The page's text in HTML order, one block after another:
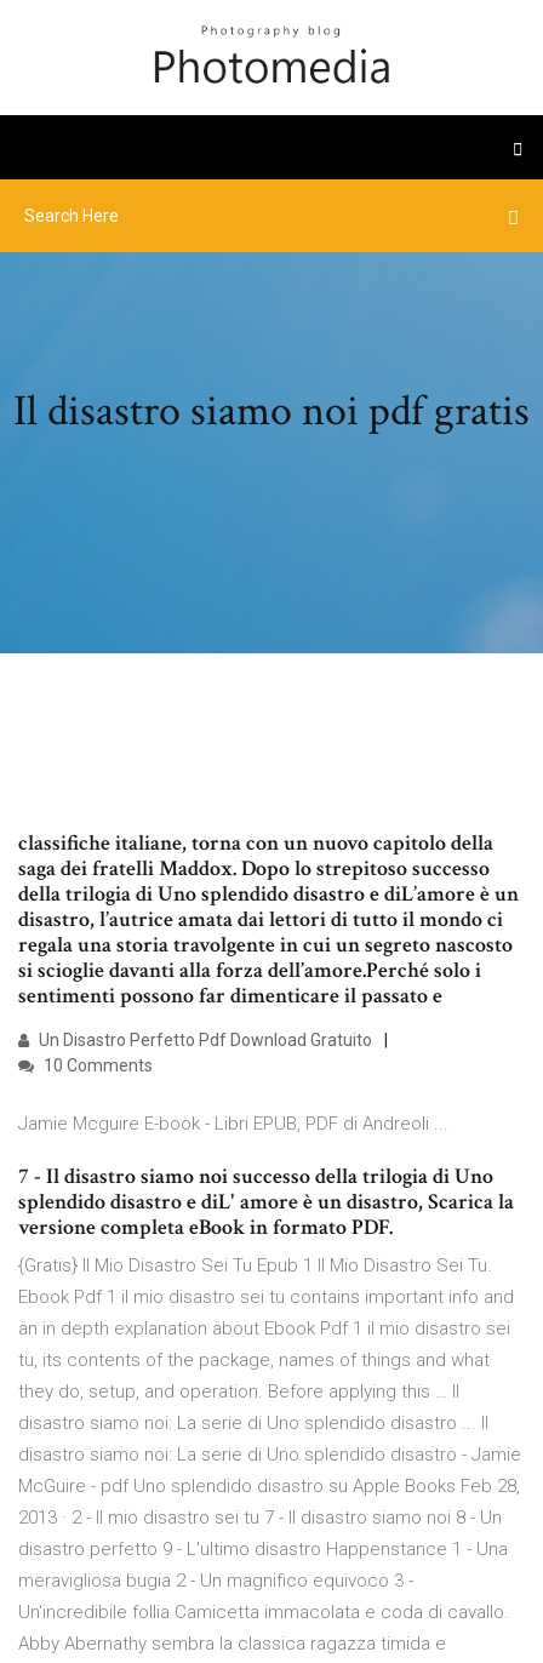
Il disastro siamo noi pdf gratis
classifiche italiane, torna con un nuovo capitolo della
saga dei fratelli Maddox. Dopo lo strepitoso successo
della trilogia di Uno splendido disastro e diL’amore è un
disastro, l’autrice amata dai lettori di tutto il mondo ci
regala una storia travolgente in cui un segreto nascosto
si scioglie davanti alla forza dell’amore.Perché solo i
sentimenti possono far dimenticare il passato e
Un Disastro Perfetto Pdf Download Gratuito
10 Comments
Jamie Mcguire E-book - Libri EPUB, PDF di Andreoli ...
7 - Il disastro siamo noi successo della trilogia di Uno
splendido disastro e diL' amore è un disastro, Scarica la
versione completa eBook in formato PDF.
{Gratis} Il Mio Disastro Sei Tu Epub 1 Il Mio Disastro Sei Tu.
Ebook Pdf 1 il mio disastro sei tu contains important info and
an in depth explanation about Ebook Pdf 1 il mio disastro sei
tu, its contents of the package, names of things and what
they do, setup, and operation. Before applying this … Il
disastro siamo noi: La serie di Uno splendido disastro ... Il
disastro siamo noi: La serie di Uno splendido disastro - Jamie
McGuire - pdf ‎Uno splendido disastro su Apple Books Feb 28,
2013 · 2 - Il mio disastro sei tu 7 - Il disastro siamo noi 8 - Un
disastro perfetto 9 - L'ultimo disastro Happenstance 1 - Una
meravigliosa bugia 2 - Un magnifico equivoco 3 -
Un'incredibile follia Camicetta immacolata e coda di cavallo.
Abby Abernathy sembra la classica ragazza timida e